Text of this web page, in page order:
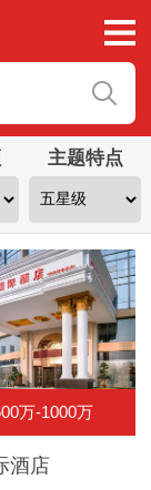
主题特点
万-1000万
酒店